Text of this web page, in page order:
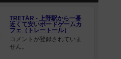
TRETÅR - 上野駅から一番
近くて安いボードゲームカ
フェ（トレートール）
コメントが登録されていま
せん。